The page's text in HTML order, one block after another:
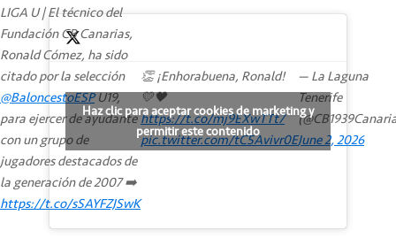
LIGA U | El técnico del
Fundación CB Canarias,
Ronald Cómez, ha sido
citado por la selección
@BaloncestoESPU19,
para ejercer de ayudante
con un grupo de
jugadores destacados de
la generación de 2007 ➡️
https://t.co/sSAYFZJSwK
👏 ¡Enhorabuena, Ronald!
💛🖤
https://t.co/mj9EXwTTt7
pic.twitter.com/tC5Avivr0E
— La Laguna
Tenerife
June 2, 2026
Haz clic para aceptar cookies de marketing y
permitir este contenido